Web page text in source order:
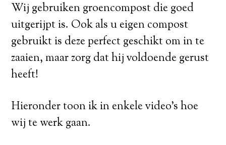
Wij gebruiken groencompost die goed
uitgerijpt is. Ook als u eigen compost
gebruikt is deze perfect geschikt om in te
zaaien, maar zorg dat hij voldoende gerust
heeft!
Hieronder toon ik in enkele video’s hoe
wij te werk gaan.